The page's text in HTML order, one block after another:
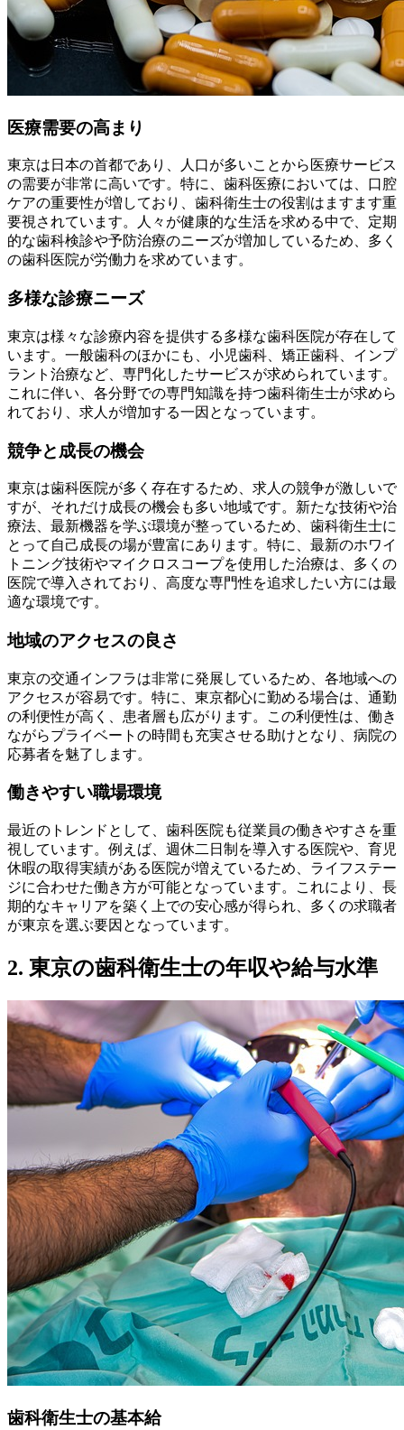
医療需要の高まり
東京は日本の首都であり、人口が多いことから医療サービス
の需要が非常に高いです。特に、歯科医療においては、口腔
ケアの重要性が増しており、歯科衛生士の役割はますます重
要視されています。人々が健康的な生活を求める中で、定期
的な歯科検診や予防治療のニーズが増加しているため、多く
の歯科医院が労働力を求めています。
多様な診療ニーズ
東京は様々な診療内容を提供する多様な歯科医院が存在して
います。一般歯科のほかにも、小児歯科、矯正歯科、インプ
ラント治療など、専門化したサービスが求められています。
これに伴い、各分野での専門知識を持つ歯科衛生士が求めら
れており、求人が増加する一因となっています。
競争と成長の機会
東京は歯科医院が多く存在するため、求人の競争が激しいで
すが、それだけ成長の機会も多い地域です。新たな技術や治
療法、最新機器を学ぶ環境が整っているため、歯科衛生士に
とって自己成長の場が豊富にあります。特に、最新のホワイ
トニング技術やマイクロスコープを使用した治療は、多くの
医院で導入されており、高度な専門性を追求したい方には最
適な環境です。
地域のアクセスの良さ
東京の交通インフラは非常に発展しているため、各地域への
アクセスが容易です。特に、東京都心に勤める場合は、通勤
の利便性が高く、患者層も広がります。この利便性は、働き
ながらプライベートの時間も充実させる助けとなり、病院の
応募者を魅了します。
働きやすい職場環境
最近のトレンドとして、歯科医院も従業員の働きやすさを重
視しています。例えば、週休二日制を導入する医院や、育児
休暇の取得実績がある医院が増えているため、ライフステー
ジに合わせた働き方が可能となっています。これにより、長
期的なキャリアを築く上での安心感が得られ、多くの求職者
が東京を選ぶ要因となっています。
2. 東京の歯科衛生士の年収や給与水準
歯科衛生士の基本給